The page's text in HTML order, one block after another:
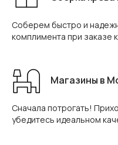
Соберем быстро и
комплимента при заказе
Магазины в
Сначала потрогать!
убедитесь идеальном